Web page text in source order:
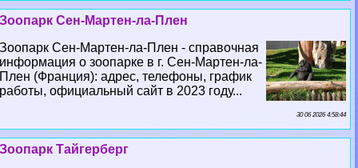
Зоопарк Сен-Мартен-ла-Плен
Зоопарк Сен-Мартен-ла-Плен - справочная
информация о зоопарке в г. Сен-Мартен-ла-
Плен (Франция): адрес, телефоны, график
работы, официальный сайт в 2023 году...
30 06 2026 4:58:44
Зоопарк Тайгерберг